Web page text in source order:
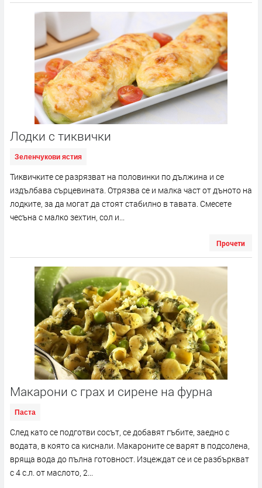
Лодки с тиквички
Зеленчукови ястия
Тиквичките се разрязват на половинки по дължина и се
издълбава сърцевината. Отрязва се и малка част от дъното на
лодките, за да могат да стоят стабилно в тавата. Смесете
чесъна с малко зехтин, сол и...
Прочети
Макарони с грах и сирене на фурна
Паста
След като се подготви сосът, се добавят гъбите, заедно с
водата, в която са киснали. Макароните се варят в подсолена,
вряща вода до пълна готовност. Изцеждат се и се разбъркват
с 4 с.л. от маслото, 2...